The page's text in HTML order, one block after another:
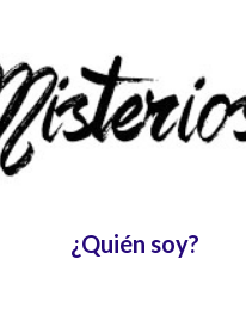
¿Quién soy?